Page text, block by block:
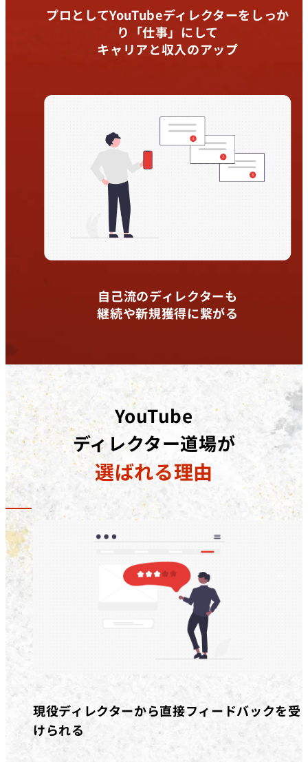
プロとしてYouTubeディレクターをしっか
り「仕事」にして
キャリアと収入のアップ
自己流のディレクターも
継続や新規獲得に繋がる
YouTube
ディレクター道場が
選ばれる理由
現役ディレクターから直接フィードバックを受
けられる